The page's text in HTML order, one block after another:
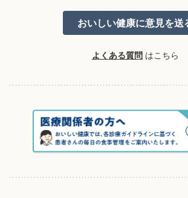
よくある質問 はこちら